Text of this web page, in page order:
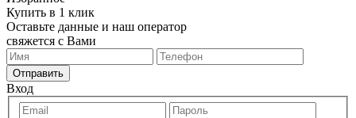
Купить в 1 клик
Оставьте данные и наш оператор
свяжется с Вами
Отправить
Вход